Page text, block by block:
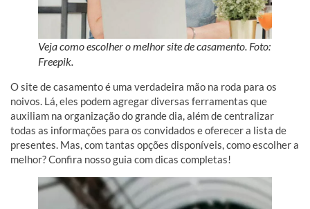
Veja como escolher o melhor site de casamento. Foto:
Freepik.
O site de casamento é uma verdadeira mão na roda para os
noivos. Lá, eles podem agregar diversas ferramentas que
auxiliam na organização do grande dia, além de centralizar
todas as informações para os convidados e oferecer a lista de
presentes. Mas, com tantas opções disponíveis, como escolher a
melhor? Confira nosso guia com dicas completas!